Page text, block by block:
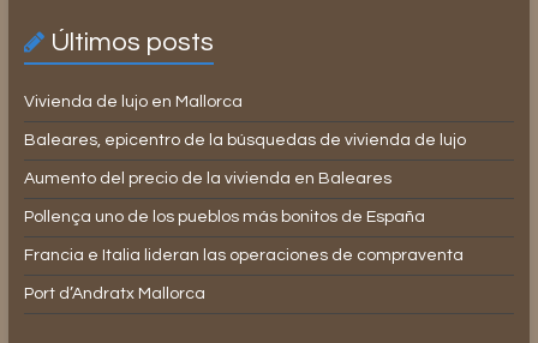
Últimos posts
Vivienda de lujo en Mallorca
Baleares, epicentro de la búsquedas de vivienda de lujo
Aumento del precio de la vivienda en Baleares
Pollença uno de los pueblos más bonitos de España
Francia e Italia lideran las operaciones de compraventa
Port d’Andratx Mallorca